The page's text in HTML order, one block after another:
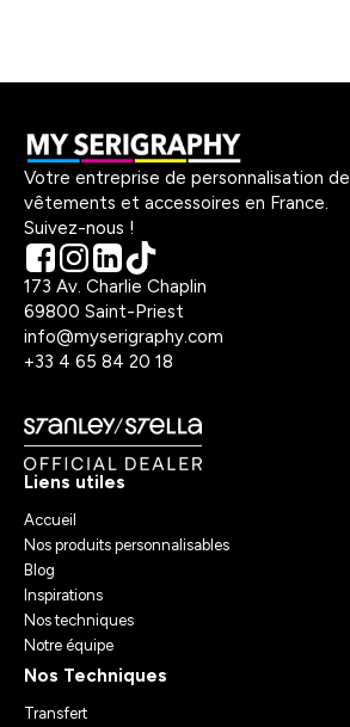
Votre entreprise de personnalisation de
vêtements et accessoires en France.
Suivez-nous !
173 Av. Charlie Chaplin
69800 Saint-Priest
info@myserigraphy.com
+33 4 65 84 20 18
Liens utiles
Accueil
Nos produits personnalisables
Blog
Inspirations
Nos techniques
Notre équipe
Nos Techniques
Transfert